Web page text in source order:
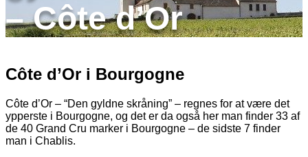
– Côte d’Or
Côte d’Or i Bourgogne
Côte d’Or – “Den gyldne skråning” – regnes for at være det
ypperste i Bourgogne, og det er da også her man finder 33 af
de 40 Grand Cru marker i Bourgogne – de sidste 7 finder
man i Chablis.